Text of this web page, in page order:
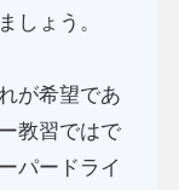
しょう。
が希望であ
教習ではで
パードライ